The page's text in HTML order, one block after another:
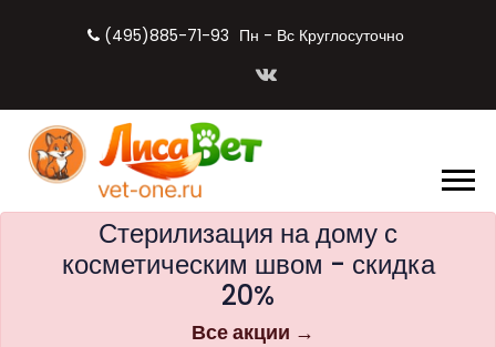
(495)885-71-93 Пн - Вс Круглосуточно
Стерилизация на дому с
косметическим швом - скидка
20%
Все акции →